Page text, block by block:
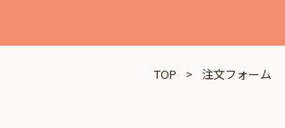
TOP 注文フォーム